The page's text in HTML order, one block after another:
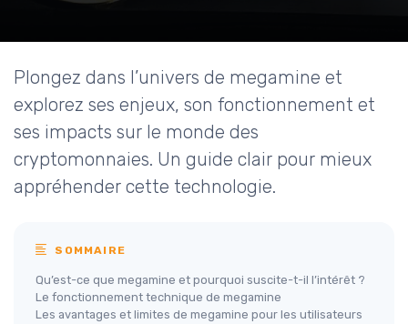
Plongez dans l’univers de megamine et
explorez ses enjeux, son fonctionnement et
ses impacts sur le monde des
cryptomonnaies. Un guide clair pour mieux
appréhender cette technologie.
SOMMAIRE
Qu’est-ce que megamine et pourquoi suscite-t-il l’intérêt ?
Le fonctionnement technique de megamine
Les avantages et limites de megamine pour les utilisateurs